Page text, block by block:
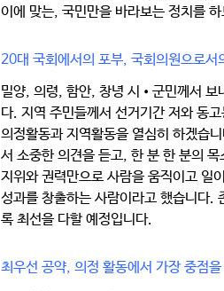
이에 맞는, 국민만을 바라보는 정치를
20대 국회에서의 포부, 국회의원으로서
밀양, 의령, 함안, 창녕 시•군민께서 보
다. 지역 주민들께서 선거기간 저와 동
의정활동과 지역활동을 열심히 하겠습
서 소중한 의견을 듣고, 한 분 한 분의
지위와 권력만으로 사람을 움직이고 일
성과를 창출하는 사람이라고 했습니다.
록 최선을 다할 예정입니다.
최우선 공약, 의정 활동에서 가장 중점